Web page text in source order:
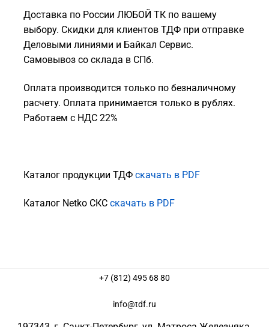
Доставка по России ЛЮБОЙ ТК по вашему
выбору. Скидки для клиентов ТДФ при отправке
Деловыми линиями и Байкал Сервис.
Самовывоз со склада в СПб.
Оплата производится только по безналичному
расчету. Оплата принимается только в рублях.
Работаем с НДС 22%
Каталог продукции ТДФ скачать в PDF
Каталог Netko СКС скачать в PDF
+7 (812) 495 68 80
info@tdf.ru